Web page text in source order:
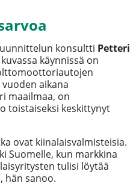
konsultti Petteri
käynnissä on
aikana
maailmaa, on
toistaiseksi keskittynyt
ovat kiinalaisvalmisteisia.
Suomelle, kun markkina
tulisi löytää
hän sanoo.